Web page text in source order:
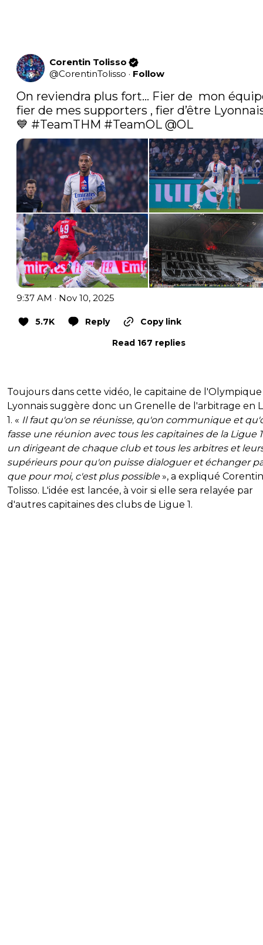
Corentin Tolisso
@CorentinTolisso · Follow
On reviendra plus fort… Fier de  mon
fier de mes supporters , fier d’être
💙 #TeamTHM #TeamOL @OL
9:37 AM · Nov 10, 2025
5.7K Reply
Copy link
Read 167 replies
Toujours dans cette vidéo, le capitaine de l'Olympique
Lyonnais suggère donc un Grenelle de l'arbitrage en
1. « Il faut qu'on se réunisse, qu'on communique et
fasse une réunion avec tous les capitaines de la Ligue
un dirigeant de chaque club et tous les arbitres et
supérieurs pour qu'on puisse dialoguer et échanger
que pour moi, c'est plus possible», a expliqué Corentin
Tolisso. L'idée est lancée, à voir si elle sera relayée par
d'autres capitaines des clubs de Ligue 1.